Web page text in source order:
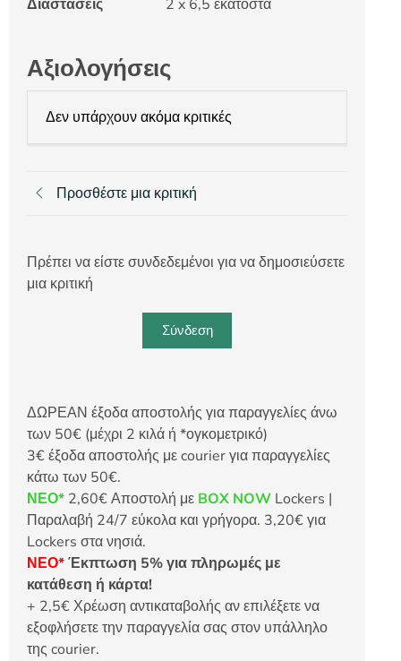
Διαστάσεις 2 x 6,5 εκατοστά
Αξιολογήσεις
Δεν υπάρχουν ακόμα κριτικές
Προσθέστε μια κριτική
Πρέπει να είστε συνδεδεμένοι για να δημοσιεύσετε
μια κριτική
Σύνδεση
ΔΩΡΕΑΝ έξοδα αποστολής για παραγγελίες άνω
των 50€ (μέχρι 2 κιλά ή *ογκομετρικό)
3€ έξοδα αποστολής με courier για παραγγελίες
κάτω των 50€.
ΝΕΟ* 2,60€ Αποστολή με BOX NOW Lockers |
Παραλαβή 24/7 εύκολα και γρήγορα. 3,20€ για
Lockers στα νησιά.
ΝΕΟ*Έκπτωση 5% για πληρωμές με
κατάθεση ή κάρτα!
+ 2,5€ Χρέωση αντικαταβολής αν επιλέξετε να
εξοφλήσετε την παραγγελία σας στον υπάλληλο
της courier.